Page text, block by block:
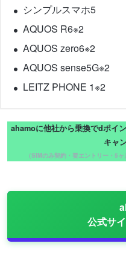
シンプルスマホ5
AQUOS R6※2
AQUOS zero6※2
AQUOS sense5G※2
LEITZ PHONE 1※2
ahamoに他社から乗換でdポイ
キャ
（SIMのみ契約・要エントリー・5
公式サ